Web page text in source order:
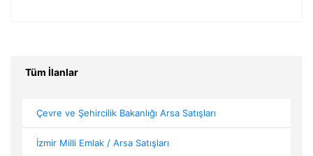
Tüm İlanlar
Çevre ve Şehircilik Bakanlığı Arsa Satışları
İzmir Milli Emlak / Arsa Satışları